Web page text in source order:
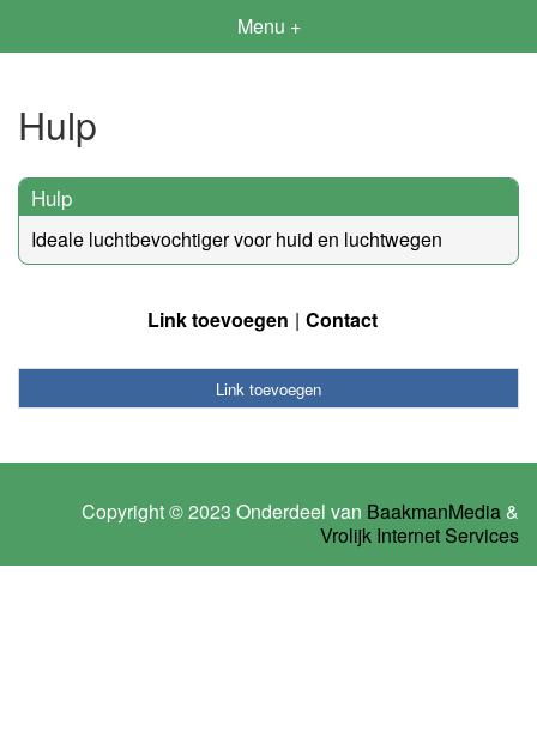
Menu +
Hulp
Hulp
Ideale luchtbevochtiger voor huid en luchtwegen
Link toevoegen Contact
Link toevoegen
Copyright © 2023 Onderdeel van BaakmanMedia &
Vrolijk Internet Services